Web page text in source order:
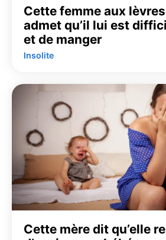
Cette femme aux
admet qu’il lui est
et de manger
Insolite
Cette mère dit qu’elle